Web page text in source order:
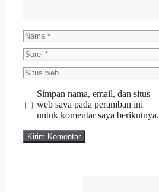
Nama
Surel
Situs
web
Simpan nama, email, dan situs
web saya pada peramban ini
untuk komentar saya berikutnya.